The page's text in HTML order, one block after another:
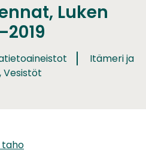
Luken
Itämeri ja
Vesistöt
taho